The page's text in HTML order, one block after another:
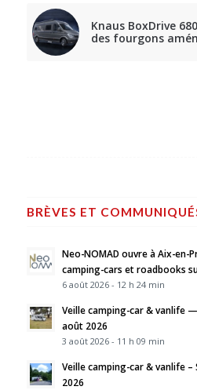
Knaus BoxDrive
des fourgons
BRÈVES ET
Neo-NOMAD ouvre à Aix-en-
camping-cars et roadbooks
6 août 2026 - 12 h 24 min
Veille camping-car & vanlife
août 2026
3 août 2026 - 11 h 09 min
Veille camping-car & vanlife –
2026